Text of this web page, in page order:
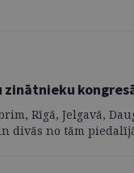
zinātnieku
Rīgā, Jelgavā,
divās no tām